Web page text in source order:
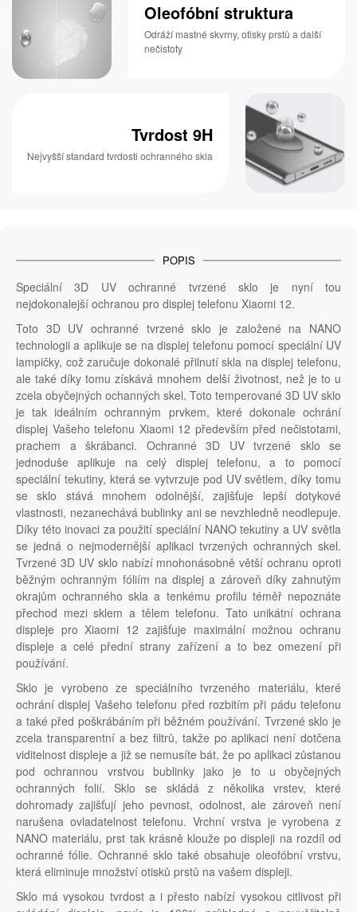
Oleofóbní struktura
Odráží mastné skvrny, otisky prstů a další
nečistoty
Tvrdost 9H
Nejvyšší standard tvrdosti ochranného skla
POPIS
Speciální 3D UV ochranné tvrzené sklo je nyní tou
nejdokonalejší ochranou pro displej telefonu Xiaomi 12.
Toto 3D UV ochranné tvrzené sklo je založené na NANO
technologii a aplikuje se na displej telefonu pomocí speciální UV
lampičky, což zaručuje dokonalé přilnutí skla na displej telefonu,
ale také díky tomu získává mnohem delší životnost, než je to u
zcela obyčejných ochanných skel. Toto temperované 3D UV sklo
je tak ideálním ochranným prvkem, které dokonale ochrání
displej Vašeho telefonu Xiaomi 12 především před nečistotami,
prachem a škrábanci. Ochranné 3D UV tvrzené sklo se
jednoduše aplikuje na celý displej telefonu, a to pomocí
speciální tekutiny, která se vytvrzuje pod UV světlem, díky tomu
se sklo stává mnohem odolnější, zajišťuje lepší dotykové
vlastnosti, nezanechává bublinky ani se nevzhledně neodlepuje.
Díky této inovaci za použití speciální NANO tekutiny a UV světla
se jedná o nejmodernější aplikaci tvrzených ochranných skel.
Tvrzené 3D UV sklo nabízí mnohonásobně větší ochranu oproti
běžným ochranným fóliím na displej a zároveň díky zahnutým
okrajům ochranného skla a tenkému profilu téměř nepoznáte
přechod mezi sklem a tělem telefonu. Tato unikátní ochrana
displeje pro Xiaomi 12 zajišťuje maximální možnou ochranu
displeje a celé přední strany zařízení a to bez omezení při
používání.
Sklo je vyrobeno ze speciálního tvrzeného materiálu, které
ochrání displej Vašeho telefonu před rozbitím při pádu telefonu
a také před poškrábáním při běžném používání. Tvrzené sklo je
zcela transparentní a bez filtrů, takže po aplikaci není dotčena
viditelnost displeje a již se nemusíte bát, že po aplikaci zůstanou
pod ochrannou vrstvou bublinky jako je to u obyčejných
ochranných folií. Sklo se skládá z několika vrstev, které
dohromady zajišťují jeho pevnost, odolnost, ale zároveň není
narušena ovladatelnost telefonu. Vrchní vrstva je vyrobena z
NANO materiálu, prst tak krásně klouže po displeji na rozdíl od
ochranné fólie. Ochranné sklo také obsahuje oleofóbní vrstvu,
která eliminuje množství otisků prstů na vašem displeji.
Sklo má vysokou tvrdost a i přesto nabízí vysokou citlivost při